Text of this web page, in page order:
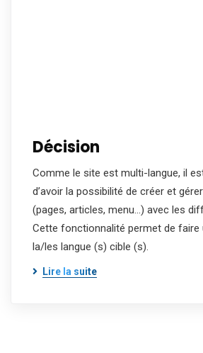
Décision
Comme le site est multi-langue, il
d’avoir la possibilité de créer et
(pages, articles, menu…) avec les
Cette fonctionnalité permet de faire
la/les langue (s) cible (s).
Lire la suite